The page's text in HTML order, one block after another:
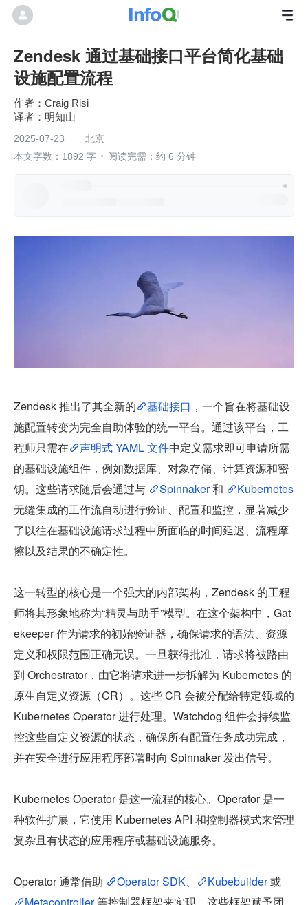
Zendesk 通过基础接口平台简化基础
设施配置流程
作者：Craig Risi
明知山
2025-07-23
北京
本文字数：1892 字
阅读完需：约 6 分钟
Zendesk 推出了其全新的 基础接口 ，一个旨在将基础设
施配置转变为完全自助体验的统一平台。通过该平台，工
程师只需在
声明式 YAML 文件中定义需求即可申请所需
的基础设施组件，例如数据库、对象存储、计算资源和密
钥。这些请求随后会通过与
Spinnaker 和
Kubernetes
无缝集成的工作流自动进行验证、配置和监控，显著减少
了以往在基础设施请求过程中所面临的时间延迟、流程摩
擦以及结果的不确定性。
这一转型的核心是一个强大的内部架构，Zendesk 的工程
师将其形象地称为“精灵与助手”模型。在这个架构中，Gat
ekeeper 作为请求的初始验证器，确保请求的语法、资源
定义和权限范围正确无误。一旦获得批准，请求将被路由
到 Orchestrator，由它将请求进一步拆解为 Kubernetes 的
原生自定义资源（CR）。这些 CR 会被分配给特定领域的
Kubernetes Operator 进行处理。Watchdog 组件会持续监
控这些自定义资源的状态，确保所有配置任务成功完成，
并在安全进行应用程序部署时向 Spinnaker 发出信号。
Kubernetes Operator 是这一流程的核心。Operator 是一
种软件扩展，它使用 Kubernetes API 和控制器模式来管理
复杂且有状态的应用程序或基础设施服务。
Operator 通常借助 Operator SDK、 Kubebuilder